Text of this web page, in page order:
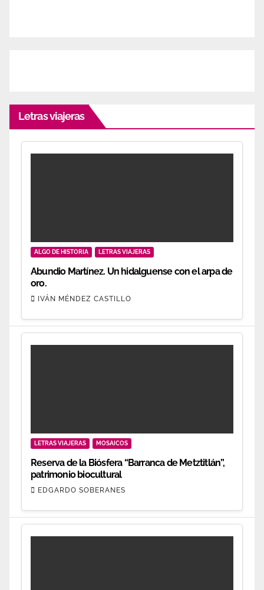
Letras viajeras
ALGO DE HISTORIA LETRAS VIAJERAS
Abundio Martínez. Un hidalguense con el arpa de
oro.
IVÁN MÉNDEZ CASTILLO
LETRAS VIAJERAS MOSAICOS
Reserva de la Biósfera “Barranca de Metztitlán”,
patrimonio biocultural
EDGARDO SOBERANES